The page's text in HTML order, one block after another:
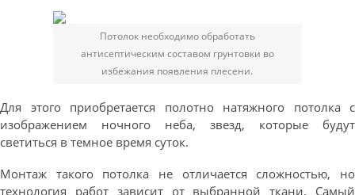
Потолок необходимо обработать
антисептическим составом грунтовки во
избежания появления плесени.
Для этого приобретается полотно натяжного потолка с
изображением ночного неба, звезд, которые будут
светиться в темное время суток.
Монтаж такого потолка не отличается сложностью, но
технология работ зависит от выбранной ткани. Самый